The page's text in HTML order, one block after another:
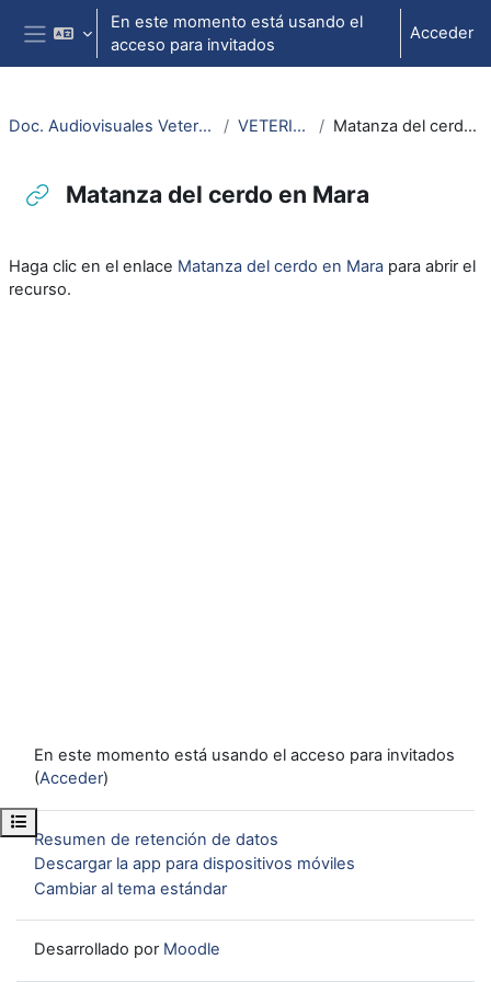
Salta al contenido principal
Panel lateral
En este momento está usando el
acceso para invitados
Acceder
Abrir índice del curso
Doc. Audiovisuales Veterinaria CCSS VETERINARIA Matanza del cerdo en Mara
Matanza del cerdo en Mara
Haga clic en el enlace Matanza del cerdo en Mara para abrir el
recurso.
En este momento está usando el acceso para invitados
(Acceder)
Resumen de retención de datos
Descargar la app para dispositivos móviles
Cambiar al tema estándar
Desarrollado por Moodle